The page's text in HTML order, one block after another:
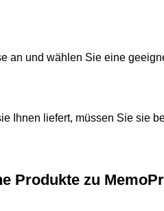
an und wählen Sie eine
Ihnen liefert, müssen Sie sie
Produkte zu